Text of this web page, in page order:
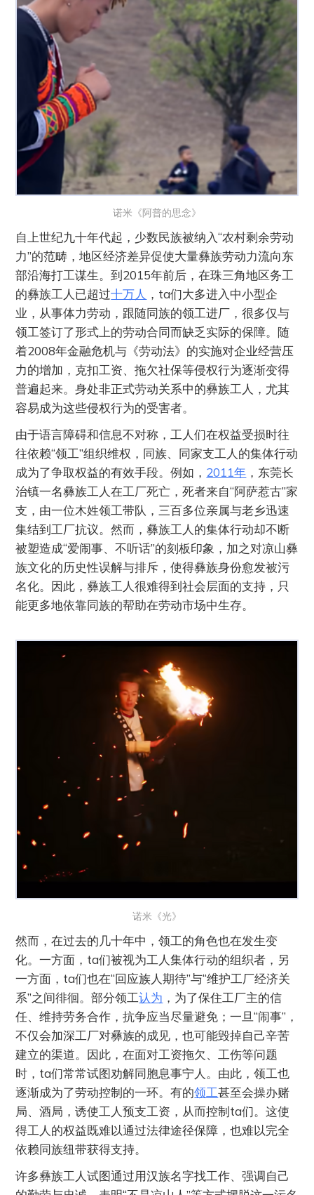
诺米《阿普的思念》
自上世纪九十年代起，少数民族被纳入“农村剩余劳动
力”的范畴，地区经济差异促使大量彝族劳动力流向东
部沿海打工谋生。到2015年前后，在珠三角地区务工
的彝族工人已超过十万人 ，ta们大多进入中小型企
业，从事体力劳动，跟随同族的领工进厂，很多仅与
领工签订了形式上的劳动合同而缺乏实际的保障。随
着2008年金融危机与《劳动法》的实施对企业经营压
力的增加，克扣工资、拖欠社保等侵权行为逐渐变得
普遍起来。身处非正式劳动关系中的彝族工人，尤其
容易成为这些侵权行为的受害者。
由于语言障碍和信息不对称，工人们在权益受损时往
往依赖“领工”组织维权，同族、同家支工人的集体行动
成为了争取权益的有效手段。例如， 2011年 ，东莞长
治镇一名彝族工人在工厂死亡，死者来自“阿萨惹古”家
支，由一位木姓领工带队，三百多位亲属与老乡迅速
集结到工厂抗议。然而，彝族工人的集体行动却不断
被塑造成“爱闹事、不听话”的刻板印象，加之对凉山彝
族文化的历史性误解与排斥，使得彝族身份愈发被污
名化。因此，彝族工人很难得到社会层面的支持，只
能更多地依靠同族的帮助在劳动市场中生存。
诺米《光》
然而，在过去的几十年中，领工的角色也在发生变
化。一方面，ta们被视为工人集体行动的组织者，另
一方面，ta们也在“回应族人期待”与“维护工厂经济关
系”之间徘徊。部分领工认为 ，为了保住工厂主的信
任、维持劳务合作，抗争应当尽量避免；一旦“闹事”，
不仅会加深工厂对彝族的成见，也可能毁掉自己辛苦
建立的渠道。因此，在面对工资拖欠、工伤等问题
时，ta们常常试图劝解同胞息事宁人。由此，领工也
逐渐成为了劳动控制的一环。有的领工甚至会操办赌
局、酒局，诱使工人预支工资，从而控制ta们。这使
得工人的权益既难以通过法律途径保障，也难以完全
依赖同族纽带获得支持。
许多彝族工人试图通过用汉族名字找工作、强调自己